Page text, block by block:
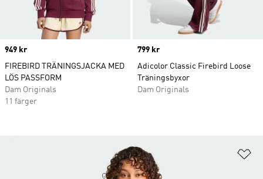
Price
949 kr
FIREBIRD TRÄNINGSJACKA MED
LÖS PASSFORM
Dam Originals
11 färger
Price
799 kr
Adicolor Classic Firebird Loose
Träningsbyxor
Dam Originals